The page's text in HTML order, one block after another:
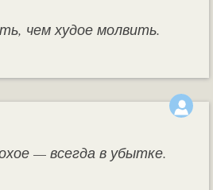
чем худое молвить.
— всегда в убытке.